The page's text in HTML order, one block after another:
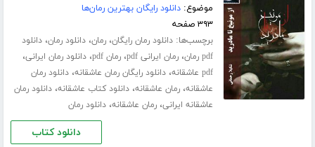
موضوع:دانلود رایگان بهترین رمان‌ها
۳۹۳ صفحه
برچسب‌ها:دانلود رمان رایگان،رمان،دانلود رمان،دانلود
pdf رمان
،رمان ایرانی pdf ،رمان pdf ،دانلود رمان ایرانی،
pdf عاشقانه ،دانلود رایگان رمان عاشقانه،دانلود رمان
عاشقانه،رمان عاشقانه،دانلود کتاب عاشقانه،دانلود رمان
عاشقانه ایرانی،رمان عاشقانه،دانلود رمان
دانلود کتاب